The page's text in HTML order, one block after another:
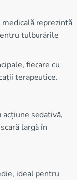
reprezintă
tulburările
fiecare cu
terapeutice.
sedativă,
largă în
ideal pentru